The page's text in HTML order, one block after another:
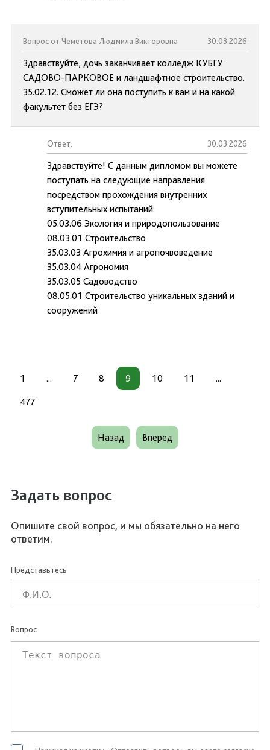
Вопрос от Чеметова Людмила Викторовна 30.03.2026
Здравствуйте, дочь заканчивает колледж КУБГУ
САДОВО-ПАРКОВОЕ и ландшафтное строительство.
35.02.12. Сможет ли она поступить к вам и на какой
факультет без ЕГЭ?
Ответ: 30.03.2026
Здравствуйте! С данным дипломом вы можете
поступать на следующие направления
посредством прохождения внутренних
вступительных испытаний:
05.03.06 Экология и природопользование
08.03.01 Строительство
35.03.03 Агрохимия и агропочвоведение
35.03.04 Агрономия
35.03.05 Садоводство
08.05.01 Строительство уникальных зданий и
сооружений
1 ... 7 8 9 10 11 ...
477
Назад Вперед
Задать вопрос
Опишите свой вопрос, и мы обязательно на него
ответим.
Представьтесь
Вопрос